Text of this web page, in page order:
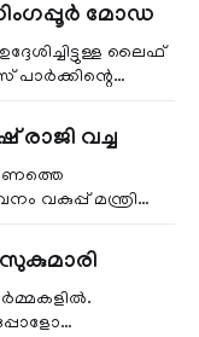
ടോ
മോഡ
ലൈഫ്
സമീപം
വച്ച
വകുപ്പ്‌ മന്ത്രി